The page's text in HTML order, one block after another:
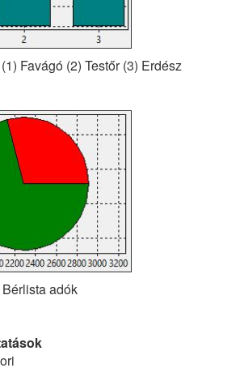
Favágó (2) Testőr (3) Erdész
adók